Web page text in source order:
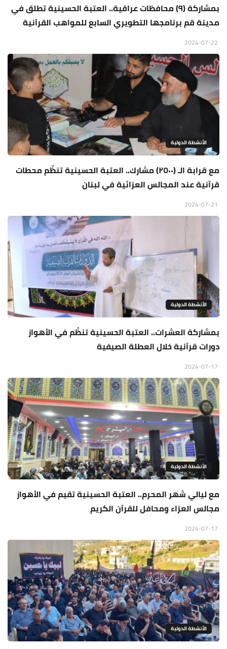
بمشاركة (٩) محافظات عراقية.. العتبة الحسينية تطلق في
مدينة قم برنامجها التطويري السابع للمواهب القرآنية
الأنشطة الدولية
مع قرابة الـ (٢٥٠٠) مشارك.. العتبة الحسينية تنظّم محطات
قرآنية عند المجالس العزائية في لبنان
الأنشطة الدولية
بمشاركة العشرات.. العتبة الحسينية تنظّم في الأهواز
دورات قرآنية خلال العطلة الصيفية
الأنشطة الدولية
مع ليالي شهر المحرم.. العتبة الحسينية تقيم في الأهواز
مجالس العزاء ومحافل للقرآن الكريم
الأنشطة الدولية